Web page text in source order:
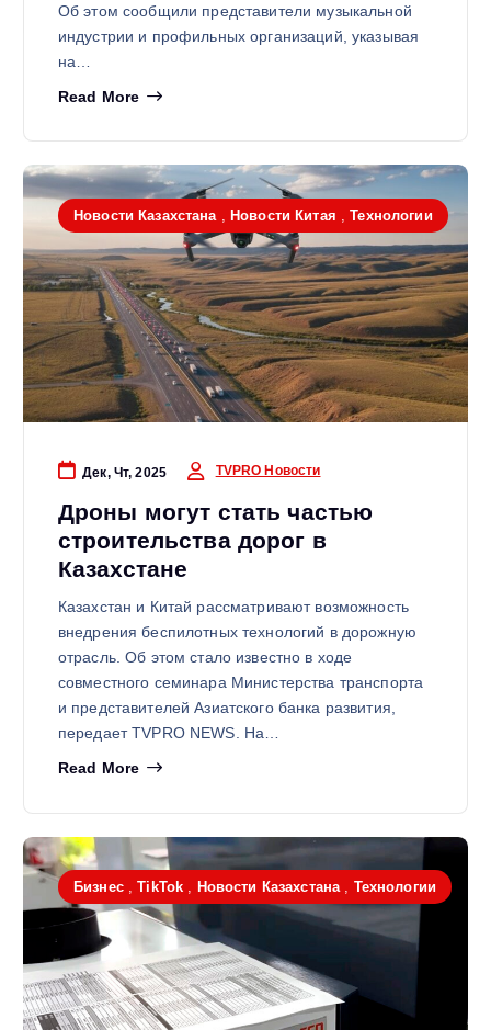
Об этом сообщили представители музыкальной
индустрии и профильных организаций, указывая
на…
Read More
Новости Казахстана Новости Китая ,Технологии
Дек, Чт, 2025 TVPRO Новости
Дроны могут стать частью
строительства дорог в
Казахстане
Казахстан и Китай рассматривают возможность
внедрения беспилотных технологий в дорожную
отрасль. Об этом стало известно в ходе
совместного семинара Министерства транспорта
и представителей Азиатского банка развития,
передает TVPRO NEWS. На…
Read More
Бизнес,TikTok Новости Казахстана Технологии